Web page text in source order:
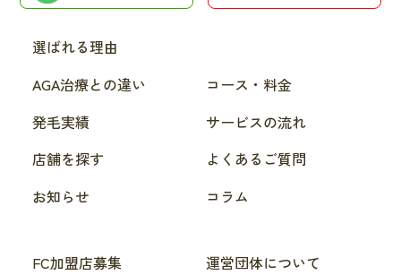
選ばれる理由
AGA治療との違い
コース・料金
発毛実績
サービスの流れ
店舗を探す
よくあるご質問
お知らせ
コラム
FC加盟店募集
運営団体について